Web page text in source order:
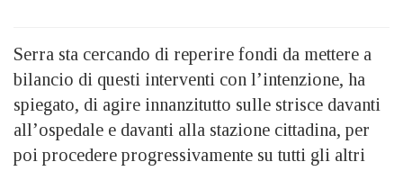
Serra sta cercando di reperire fondi da mettere a
bilancio di questi interventi con l’intenzione, ha
spiegato, di agire innanzitutto sulle strisce davanti
all’ospedale e davanti alla stazione cittadina, per
poi procedere progressivamente su tutti gli altri